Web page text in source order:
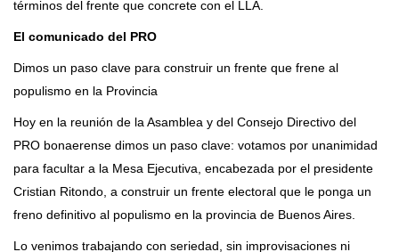
términos del frente que concrete con el LLA.
El comunicado del PRO
Dimos un paso clave para construir un frente que frene al
populismo en la Provincia
Hoy en la reunión de la Asamblea y del Consejo Directivo del
PRO bonaerense dimos un paso clave: votamos por unanimidad
para facultar a la Mesa Ejecutiva, encabezada por el presidente
Cristian Ritondo, a construir un frente electoral que le ponga un
freno definitivo al populismo en la provincia de Buenos Aires.
Lo venimos trabajando con seriedad, sin improvisaciones ni